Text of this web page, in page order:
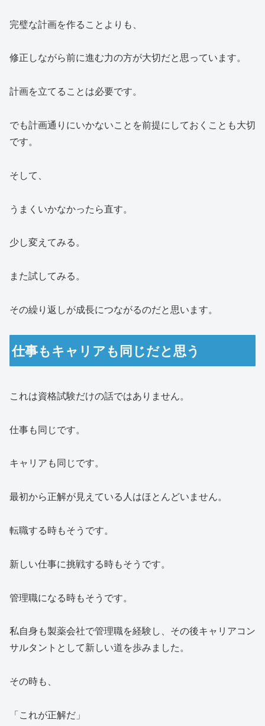
完璧な計画を作ることよりも、
修正しながら前に進む力の方が大切だと思っています。
計画を立てることは必要です。
でも計画通りにいかないことを前提にしておくことも大切
です。
そして、
うまくいかなかったら直す。
少し変えてみる。
また試してみる。
その繰り返しが成長につながるのだと思います。
仕事もキャリアも同じだと思う
これは資格試験だけの話ではありません。
仕事も同じです。
キャリアも同じです。
最初から正解が見えている人はほとんどいません。
転職する時もそうです。
新しい仕事に挑戦する時もそうです。
管理職になる時もそうです。
私自身も製薬会社で管理職を経験し、その後キャリアコン
サルタントとして新しい道を歩みました。
その時も、
「これが正解だ」